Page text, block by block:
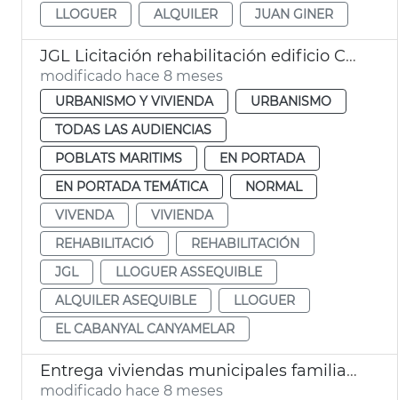
LLOGUER ALQUILER JUAN GINER
JGL Licitación rehabilitación edificio Cabañal alquiler asequible València
modificado hace 8 meses
URBANISMO Y VIVIENDA
URBANISMO
TODAS LAS AUDIENCIAS
POBLATS MARITIMS
EN PORTADA
EN PORTADA TEMÁTICA
NORMAL
VIVENDA
VIVIENDA
REHABILITACIÓ
REHABILITACIÓN
JGL
LLOGUER ASSEQUIBLE
ALQUILER ASEQUIBLE
LLOGUER
EL CABANYAL CANYAMELAR
Entrega viviendas municipales familias vulnerables
modificado hace 8 meses